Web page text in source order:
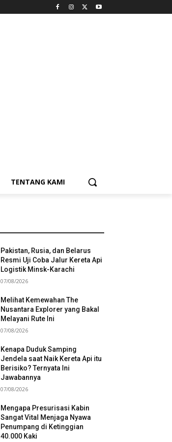
TENTANG KAMI
Pakistan, Rusia, dan Belarus
Resmi Uji Coba Jalur Kereta Api
Logistik Minsk-Karachi
07/08/2026
Melihat Kemewahan The
Nusantara Explorer yang Bakal
Melayani Rute Ini
07/08/2026
Kenapa Duduk Samping
Jendela saat Naik Kereta Api itu
Berisiko? Ternyata Ini
Jawabannya
07/08/2026
Mengapa Presurisasi Kabin
Sangat Vital Menjaga Nyawa
Penumpang di Ketinggian
40.000 Kaki